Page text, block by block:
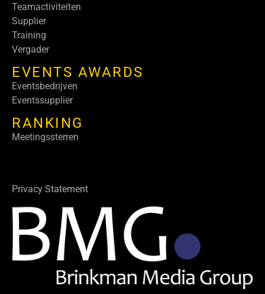
Teamactiviteiten
Supplier
Training
Vergader
EVENTS AWARDS
Eventsbedrijven
Eventssupplier
RANKING
Meetingssterren
Privacy Statement